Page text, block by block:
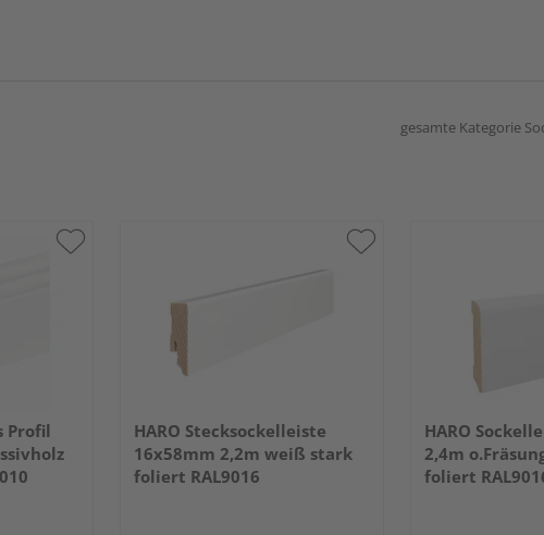
gesamte Kategorie
Profil
HARO Stecksockelleiste
16x58mm 2,2m weiß stark
foliert RAL9016
HARO
2,4m
foliert